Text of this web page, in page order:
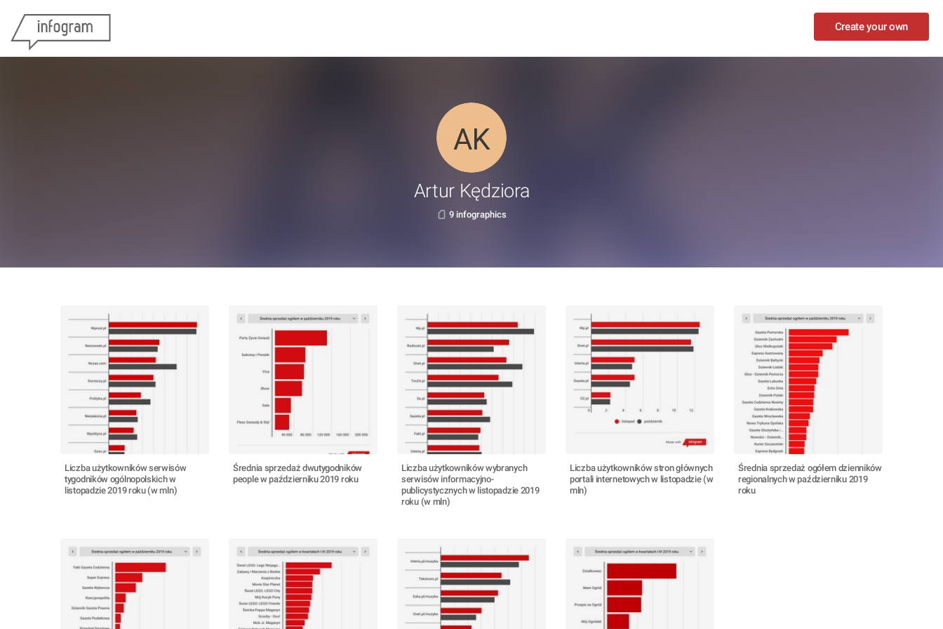
Create your own
Artur Kędziora
9 infographics
Liczba użytkowników serwisów
tygodników ogólnopolskich w
listopadzie 2019 roku (w mln)
Średnia sprzedaż dwutygodników
people w październiku 2019 roku
Liczba użytkowników wybranych
serwisów informacyjno-
publicystycznych w listopadzie 2019
roku (w mln)
Liczba użytkowników stron głównych
portali internetowych w listopadzie (w
mln)
Średnia sprzedaż ogółem dzienników
regionalnych w październiku 2019
roku